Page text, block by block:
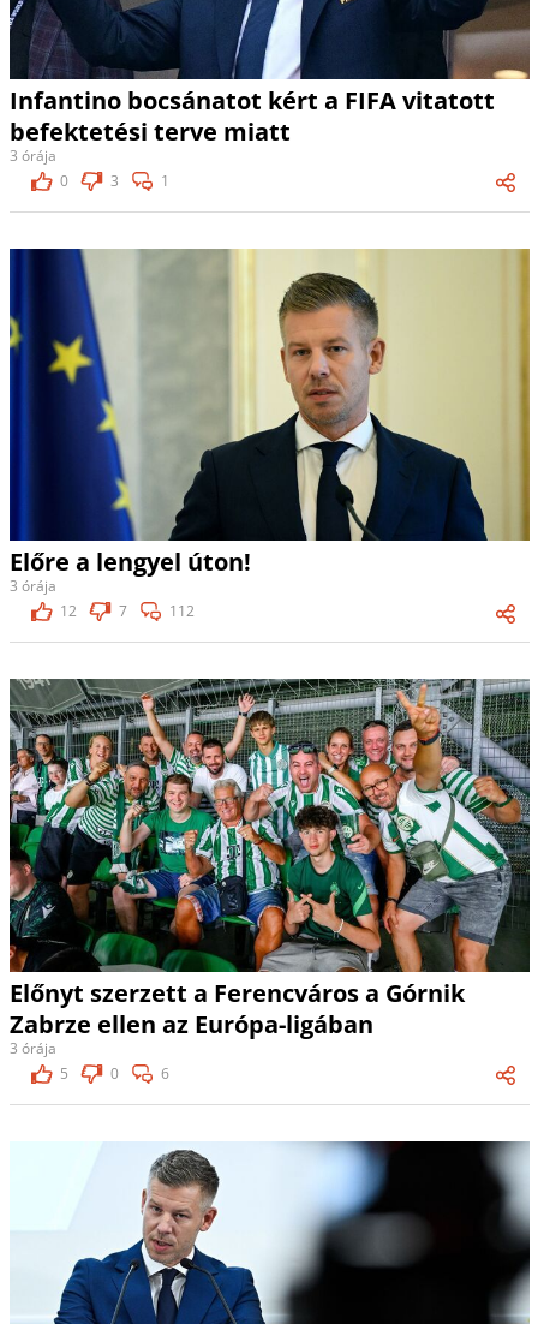
Infantino bocsánatot kért a FIFA vitatott
befektetési terve miatt
3 órája
0
3 1
Előre a lengyel úton!
3 órája
12
7 112
Előnyt szerzett a Ferencváros a Górnik
Zabrze ellen az Európa-ligában
3 órája
5
0 6